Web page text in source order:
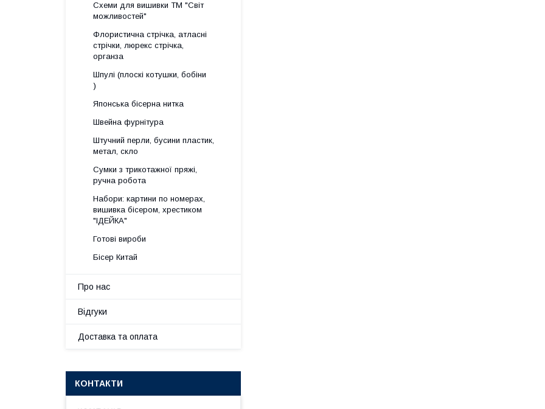
Схеми для вишивки ТМ "Світ
можливостей"
Флористична стрічка, атласні
стрічки, люрекс стрічка,
органза
Шпулі (плоскі котушки, бобіни
)
Японська бісерна нитка
Швейна фурнітура
Штучний перли, бусини пластик,
метал, скло
Сумки з трикотажної пряжі,
ручна робота
Набори: картини по номерах,
вишивка бісером, хрестиком
"ІДЕЙКА"
Готові вироби
Бісер Китай
Про нас
Відгуки
Доставка та оплата
КОНТАКТИ